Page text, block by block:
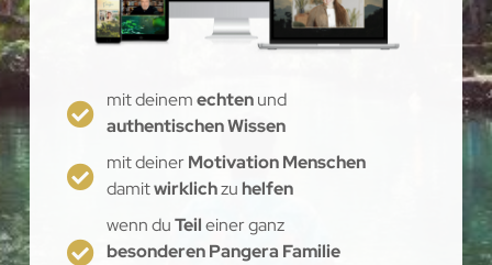
mit deinemechtenund
authentischen Wissen
mit deinerMotivation Menschen
damitwirklichzu helfen
wenn duTeileiner ganz
besonderen Pangera Familie